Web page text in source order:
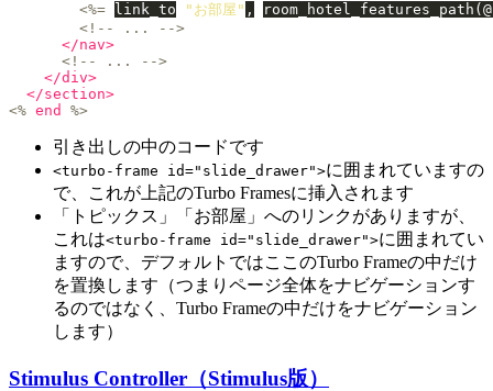
<%=
link_to "お部屋" , room_hotel_features_path (
<!-- ... -->
</nav>
<!-- ... -->
</div>
</section>
<% end %>
引き出しの中のコードです
<turbo-frame id="slide_drawer">に囲まれていますの
で、これが上記のTurbo Framesに挿入されます
「トピックス」「お部屋」へのリンクがありますが、
これは<turbo-frame id="slide_drawer">に囲まれてい
ますので、デフォルトではここのTurbo Frameの中だけ
を置換します（つまりページ全体をナビゲーションす
るのではなく、Turbo Frameの中だけをナビゲーション
します）
Stimulus Controller（Stimulus版）